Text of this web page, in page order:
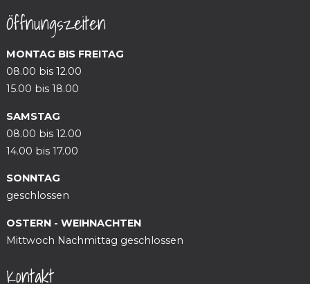
Öffnungszeiten
MONTAG BIS FREITAG
08.00 bis 12.00
15.00 bis 18.00
SAMSTAG
08.00 bis 12.00
14.00 bis 17.00
SONNTAG
geschlossen
OSTERN - WEIHNACHTEN
Mittwoch Nachmittag geschlossen
Kontakt